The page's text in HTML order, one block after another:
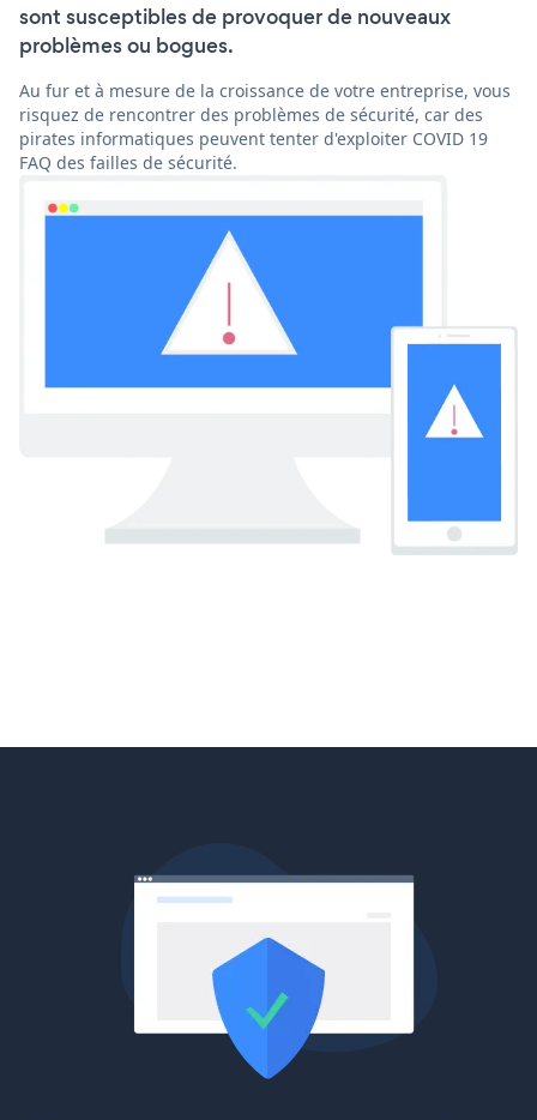
sont susceptibles de provoquer de nouveaux
problèmes ou bogues.
Au fur et à mesure de la croissance de votre entreprise, vous
risquez de rencontrer des problèmes de sécurité, car des
pirates informatiques peuvent tenter d'exploiter COVID 19
FAQ des failles de sécurité.